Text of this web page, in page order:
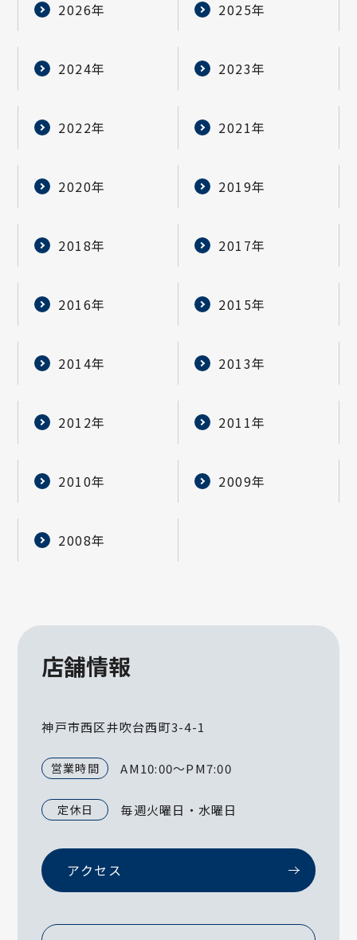
2026年 2025年
2024年 2023年
2022年 2021年
2020年 2019年
2018年 2017年
2016年 2015年
2014年 2013年
2012年 2011年
2010年 2009年
2008年
店舗情報
神戸市西区井吹台西町3-4-1
営業時間 AM10:00～PM7:00
定休日 毎週火曜日・水曜日
アクセス